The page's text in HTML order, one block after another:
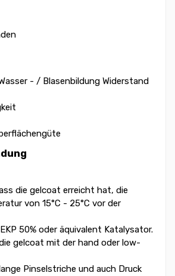
- / Blasenbildung Widerstand
die gelcoat erreicht hat, die
von 15°C - 25°C vor der
50% oder äquivalent Katalysator.
gelcoat mit der hand oder low-
Pinselstriche und auch Druck